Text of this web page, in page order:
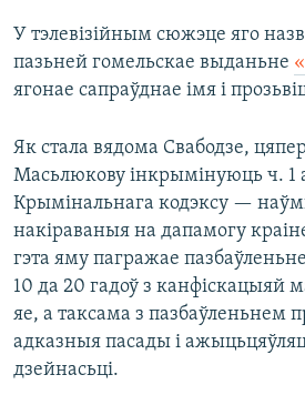
У тэлевізійным сюжэце яго
пазьней гомельскае выданьне
ягонае сапраўднае імя і
Як стала вядома Свабодзе,
Масьлюкову інкрымінуюць ч. 1
Крымінальнага кодэксу —
накіраваныя на дапамогу
гэта яму пагражае
10 да 20 гадоў з канфіскацыяй
яе, а таксама з пазбаўленьнем
адказныя пасады і
дзейнасьці.